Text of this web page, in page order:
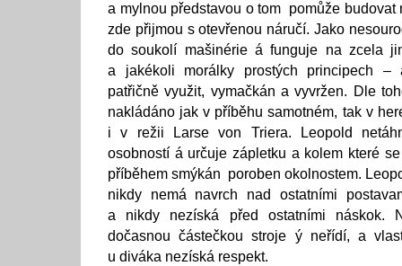
a mylnou představou o tom pomůže budovat
zde přijmou s otevřenou náručí. Jako
do soukolí mašinérie á funguje na zcela
a jakékoli morálky prostých principech –
patřičně využit, vymačkán a vyvržen. Dle
nakládáno jak v příběhu samotném, tak v
i v režii Larse von Triera. Leopold
osobností á určuje zápletku a kolem které
příběhem smýkán poroben okolnostem.
nikdy nemá navrch nad ostatními
a nikdy nezíská před ostatními náskok.
dočasnou částečkou stroje ý neřídí, a
u diváka nezíská respekt.